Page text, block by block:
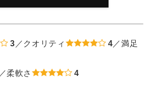
3 ／クオリティ 4 ／満足
／柔軟さ 4